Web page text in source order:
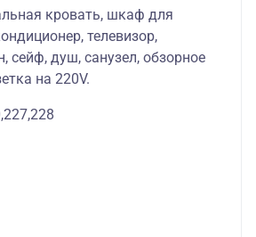
кровать, шкаф для
телевизор,
сейф, душ, санузел, обзорное
на 220V.